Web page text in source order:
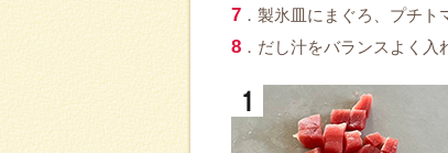
7 ．製氷皿にまぐろ、プチ
8 ．だし汁をバランスよく